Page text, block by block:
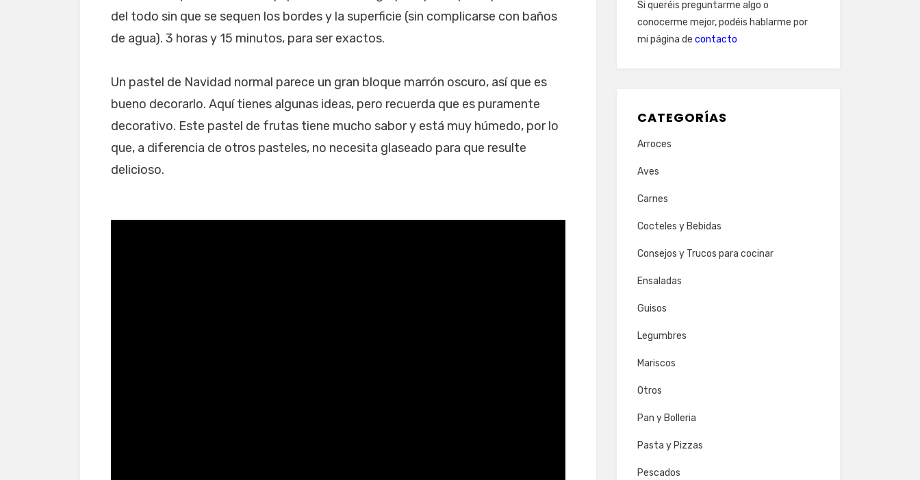
del todo sin que se sequen los bordes y la superficie (sin complicarse con baños
de agua). 3 horas y 15 minutos, para ser exactos.
Un pastel de Navidad normal parece un gran bloque marrón oscuro, así que es
bueno decorarlo. Aquí tienes algunas ideas, pero recuerda que es puramente
decorativo. Este pastel de frutas tiene mucho sabor y está muy húmedo, por lo
que, a diferencia de otros pasteles, no necesita glaseado para que resulte
delicioso.
Si queréis preguntarme algo o
conocerme mejor, podéis hablarme por
mi página de contacto
CATEGORÍAS
Arroces
Aves
Carnes
Cocteles y Bebidas
Consejos y Trucos para cocinar
Ensaladas
Guisos
Legumbres
Mariscos
Otros
Pan y Bolleria
Pasta y Pizzas
Pescados